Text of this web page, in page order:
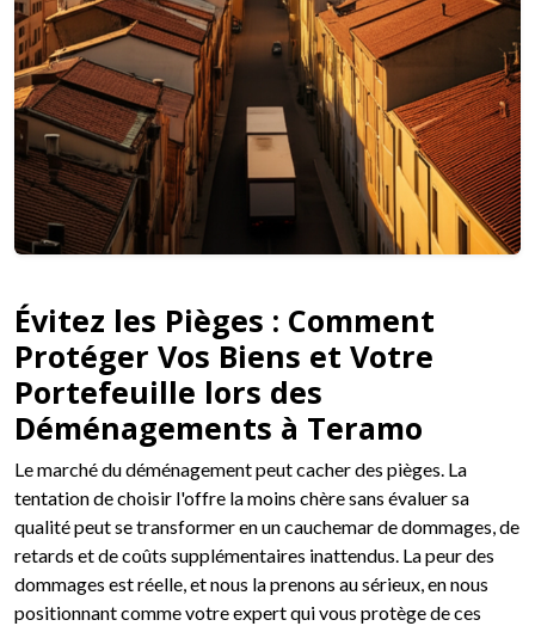
Évitez les Pièges : Comment
Protéger Vos Biens et Votre
Portefeuille lors des
Déménagements à Teramo
Le marché du déménagement peut cacher des pièges. La
tentation de choisir l'offre la moins chère sans évaluer sa
qualité peut se transformer en un cauchemar de dommages, de
retards et de coûts supplémentaires inattendus. La peur des
dommages est réelle, et nous la prenons au sérieux, en nous
positionnant comme votre expert qui vous protège de ces